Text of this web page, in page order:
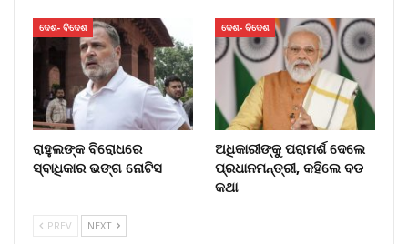
ଦେଶ- ବିଦେଶ
ରାହୁଲଙ୍କ ବିରୋଧରେ
ସ୍ବାଧିକାର ଭଙ୍ଗ ନୋଟିସ
ଦେଶ- ବିଦେଶ
ଅଧିକାରୀଙ୍କୁ ପରାମର୍ଶ ଦେଲେ
ପ୍ରଧାନମନ୍ତ୍ରୀ, କହିଲେ ବଡ
କଥା
PREV NEXT